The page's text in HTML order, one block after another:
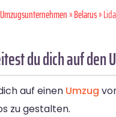
»Belarus» Lida
du dich auf den
auf einen Umzug
zu gestalten.